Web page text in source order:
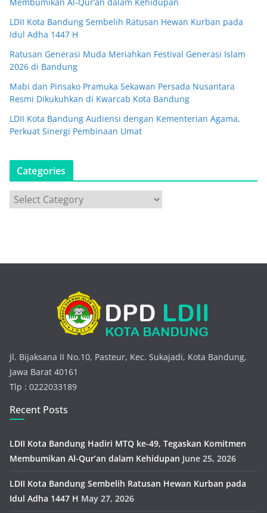
Membumikan Al-Qur’an dalam Kehidupan
LDII Kota Bandung Sembelih Ratusan Hewan Kurban pada
Idul Adha 1447 H
Ratusan Generasi Muda Meriahkan Festival Generasi Islam
2026 di Bandung
Mabi dan Pinsako Pramuka Sekawan Persada Nusantara
Resmi Dikukuhkan di Kwarcab Kota Bandung
LDII Kota Bandung Audiensi dengan Kementerian Agama,
Perkuat Sinergi Pembinaan Umat
Categories
Jl. Bijaksana II No.10, Pasteur, Kec. Sukajadi, Kota Bandung,
Jawa Barat 40161
Tlp : 0222033189
Recent Posts
LDII Kota Bandung Hadiri MTQ ke-49, Tegaskan Komitmen
Membumikan Al-Qur’an dalam Kehidupan June 25, 2026
LDII Kota Bandung Sembelih Ratusan Hewan Kurban pada
Idul Adha 1447 H May 27, 2026